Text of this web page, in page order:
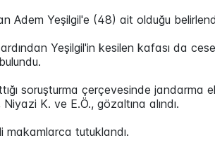
Adem Yeşilgil'e (48) ait olduğu
Yeşilgil'in kesilen kafası da
soruşturma çerçevesinde jandarma
K. ve E.Ö., gözaltına alındı.
makamlarca tutuklandı.